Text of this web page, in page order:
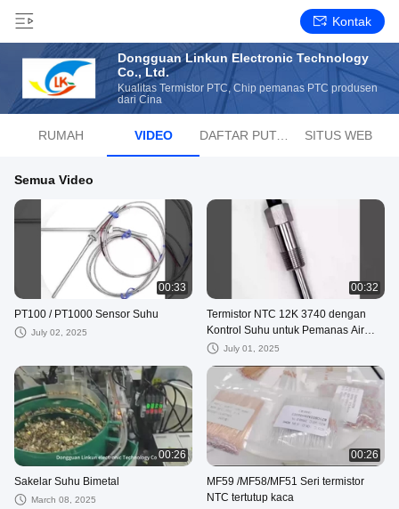
Kontak
Dongguan Linkun Electronic Technology
Co., Ltd.
Kualitas Termistor PTC, Chip pemanas PTC produsen
dari Cina
RUMAH VIDEO DAFTAR PUTAR SITUS WEB
Semua Video
00:33
PT100 / PT1000 Sensor Suhu
July 02, 2025
00:32
Termistor NTC 12K 3740 dengan
Kontrol Suhu untuk Pemanas Air
Dispenser, Boiler, Suhu Air Mobil
July 01, 2025
00:26
Sakelar Suhu Bimetal
March 08, 2025
00:26
MF59 /MF58/MF51 Seri termistor
NTC tertutup kaca